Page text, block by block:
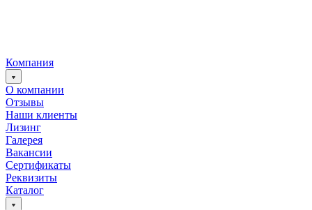
Компания
О компании
Отзывы
Наши клиенты
Лизинг
Галерея
Вакансии
Сертификаты
Реквизиты
Каталог